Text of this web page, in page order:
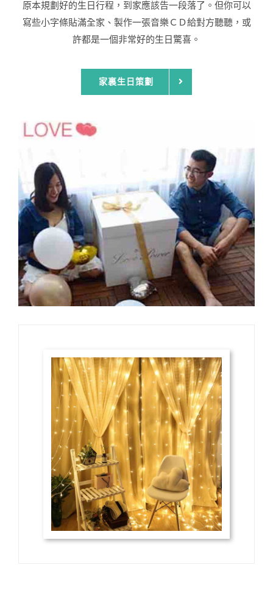
原本規劃好的生日行程，到家應該告一段落了。但你可以
寫些小字條貼滿全家、製作一張音樂ＣＤ給對方聽聽，或
許都是一個非常好的生日驚喜。
家裏生日策劃